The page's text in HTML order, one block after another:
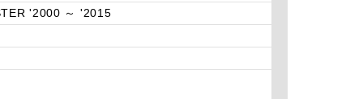
'2000 ～ '2015